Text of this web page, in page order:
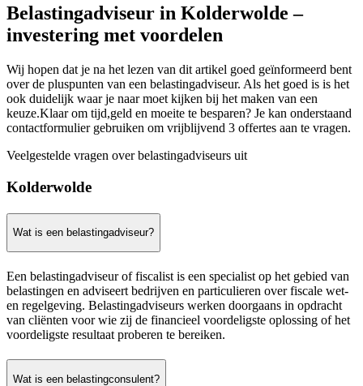
Belastingadviseur in Kolderwolde –
investering met voordelen
Wij hopen dat je na het lezen van dit artikel goed geïnformeerd bent
over de pluspunten van een belastingadviseur. Als het goed is is het
ook duidelijk waar je naar moet kijken bij het maken van een
keuze.Klaar om tijd,geld en moeite te besparen? Je kan onderstaand
contactformulier gebruiken om vrijblijvend 3 offertes aan te vragen.
Veelgestelde vragen over belastingadviseurs uit
Kolderwolde
Wat is een belastingadviseur?
Een belastingadviseur of fiscalist is een specialist op het gebied van
belastingen en adviseert bedrijven en particulieren over fiscale wet-
en regelgeving. Belastingadviseurs werken doorgaans in opdracht
van cliënten voor wie zij de financieel voordeligste oplossing of het
voordeligste resultaat proberen te bereiken.
Wat is een belastingconsulent?